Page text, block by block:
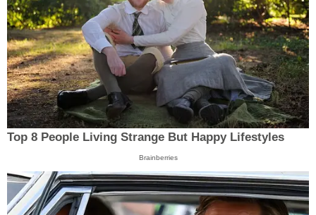
Top 8 People Living Strange But Happy Lifestyles
Brainberries